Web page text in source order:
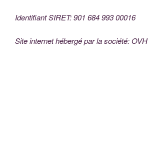
Identifiant SIRET: 901 684 993 00016
Site internet hébergé par la société: OVH